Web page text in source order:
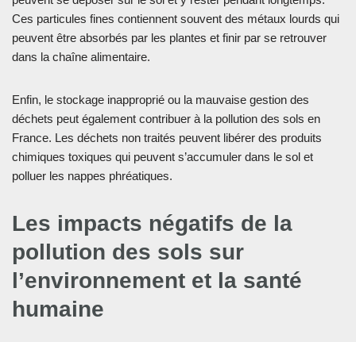
Ces particules fines contiennent souvent des métaux lourds qui
peuvent être absorbés par les plantes et finir par se retrouver
dans la chaîne alimentaire.
Enfin, le stockage inapproprié ou la mauvaise gestion des
déchets peut également contribuer à la pollution des sols en
France. Les déchets non traités peuvent libérer des produits
chimiques toxiques qui peuvent s’accumuler dans le sol et
polluer les nappes phréatiques.
Les impacts négatifs de la
pollution des sols sur
l’environnement et la santé
humaine